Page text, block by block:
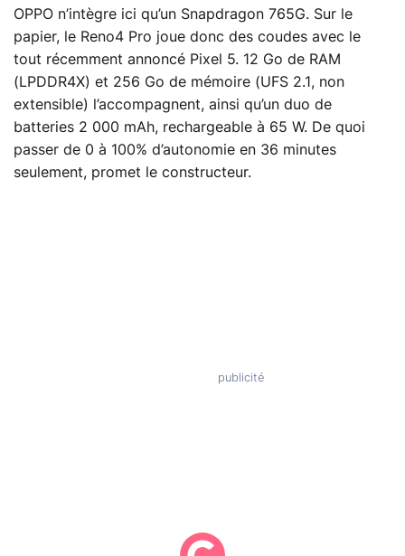
OPPO n’intègre ici qu’un Snapdragon 765G. Sur le
papier, le Reno4 Pro joue donc des coudes avec le
tout récemment annoncé Pixel 5. 12 Go de RAM
(LPDDR4X) et 256 Go de mémoire (UFS 2.1, non
extensible) l’accompagnent, ainsi qu’un duo de
batteries 2 000 mAh, rechargeable à 65 W. De quoi
passer de 0 à 100% d’autonomie en 36 minutes
seulement, promet le constructeur.